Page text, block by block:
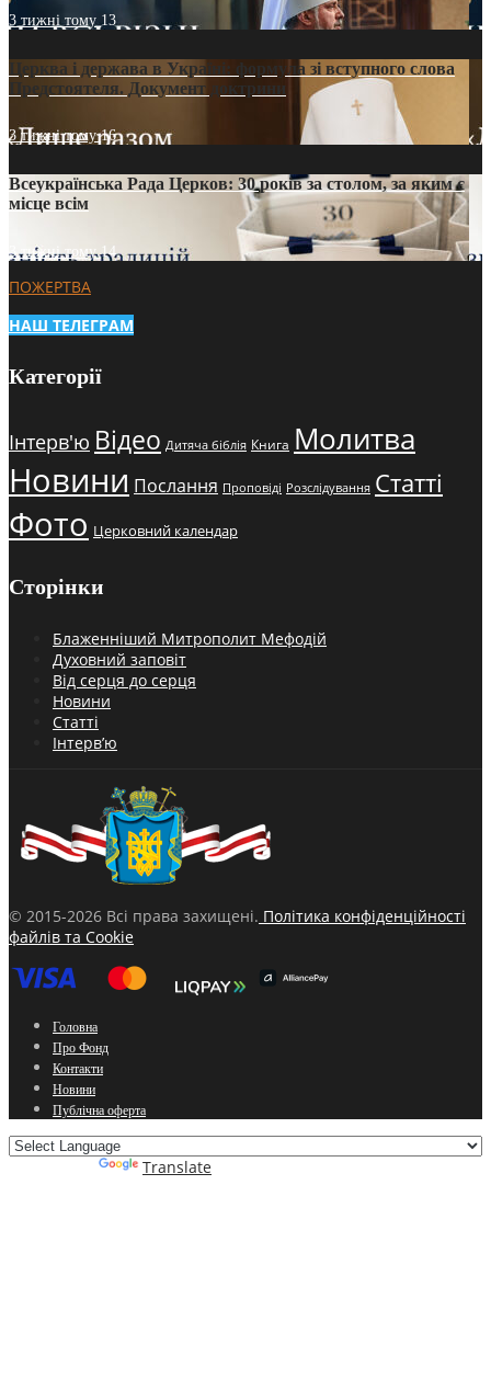
3 тижні тому 13
Церква і держава в Україні: формула зі вступного слова
Предстоятеля. Документ доктрини
3 тижні тому16
Всеукраїнська Рада Церков: 30 років за столом, за яким є
місце всім
3 тижні тому14
ПОЖЕРТВА
НАШ ТЕЛЕГРАМ
Категорії
Інтерв'ю Відео Дитяча біблія Книга Молитва
Новини Послання Проповіді Розслідування Статті
Фото Церковний календар
Сторінки
Блаженніший Митрополит Мефодій
Духовний заповіт
Від серця до серця
Новини
Статті
Інтерв’ю
© 2015-2026 Всі права захищені. Політика конфіденційності
файлів та Cookie
Головна
Про Фонд
Контакти
Новини
Публічна оферта
Translate